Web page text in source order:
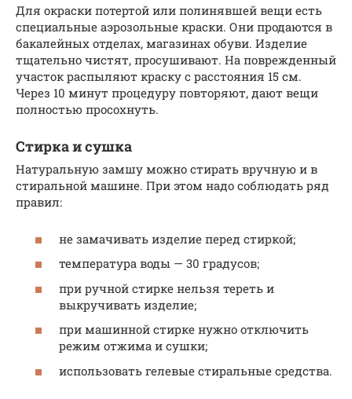
Для окраски потертой или полинявшей вещи есть
специальные аэрозольные краски. Они продаются в
бакалейных отделах, магазинах обуви. Изделие
тщательно чистят, просушивают. На поврежденный
участок распыляют краску с расстояния 15 см.
Через 10 минут процедуру повторяют, дают вещи
полностью просохнуть.
Стирка и сушка
Натуральную замшу можно стирать вручную и в
стиральной машине. При этом надо соблюдать ряд
правил:
не замачивать изделие перед стиркой;
температура воды — 30 градусов;
при ручной стирке нельзя тереть и
выкручивать изделие;
при машинной стирке нужно отключить
режим отжима и сушки;
использовать гелевые стиральные средства.